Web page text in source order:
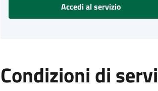
Accedi al servizio
Condizioni di